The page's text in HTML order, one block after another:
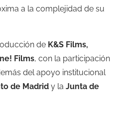
a la complejidad de su
de K&S Films,
Films, con la participación
del apoyo institucional
de Madrid y la Junta de